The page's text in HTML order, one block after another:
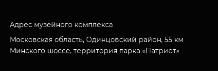
Адрес музейного комплекса
Московская область, Одинцовский район, 55 км
Минского шоссе, территория парка «Патриот»